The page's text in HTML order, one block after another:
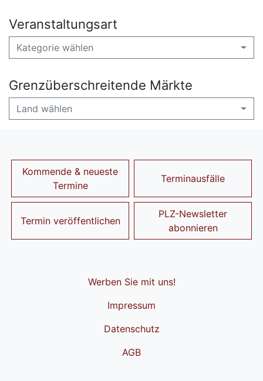
Veranstaltungsart
Kategorie wählen
Grenzüberschreitende Märkte
Land wählen
Kommende & neueste
Termine
Terminausfälle
Termin veröffentlichen
PLZ-Newsletter
abonnieren
Werben Sie mit uns!
Impressum
Datenschutz
AGB